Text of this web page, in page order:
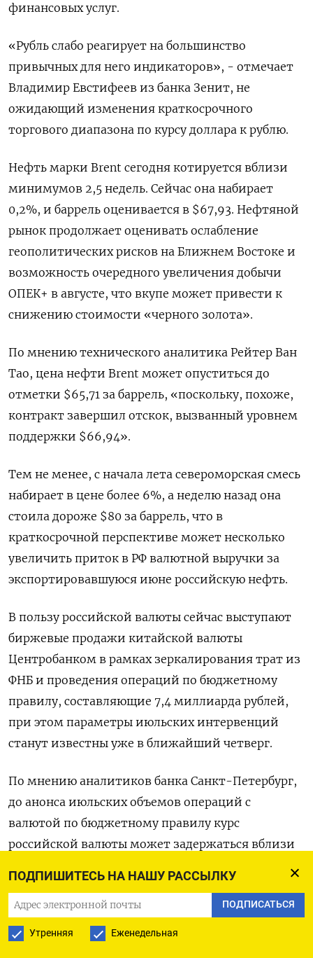
ПОДПИШИТЕСЬ НА НАШУ РАССЫЛКУ
ПОДПИСАТЬСЯ
Утренняя Еженедельная
финансовых услуг.
«Рубль слабо реагирует на большинство
привычных для него индикаторов», - отмечает
Владимир Евстифеев из банка Зенит, не
ожидающий изменения краткосрочного
торгового диапазона по курсу доллара к рублю.
Нефть марки Brent сегодня котируется вблизи
минимумов 2,5 недель. Сейчас она набирает
0,2%, и баррель оценивается в $67,93. Нефтяной
рынок продолжает оценивать ослабление
геополитических рисков на Ближнем Востоке и
возможность очередного увеличения добычи
ОПЕК+ в августе, что вкупе может привести к
снижению стоимости «черного золота».
По мнению технического аналитика Рейтер Ван
Тао, цена нефти Brent может опуститься до
отметки $65,71 за баррель, «поскольку, похоже,
контракт завершил отскок, вызванный уровнем
поддержки $66,94».
Тем не менее, с начала лета североморская смесь
набирает в цене более 6%, а неделю назад она
стоила дороже $80 за баррель, что в
краткосрочной перспективе может несколько
увеличить приток в РФ валютной выручки за
экспортировавшуюся июне российскую нефть.
В пользу российской валюты сейчас выступают
биржевые продажи китайской валюты
Центробанком в рамках зеркалирования трат из
ФНБ и проведения операций по бюджетному
правилу, составляющие 7,4 миллиарда рублей,
при этом параметры июльских интервенций
станут известны уже в ближайший четверг.
По мнению аналитиков банка Санкт-Петербург,
до анонса июльских объемов операций с
валютой по бюджетному правилу курс
российской валюты может задержаться вблизи
Перманентно на стороне рубля играет
проводимая Банком России жесткая ДКП,
охлаждающая внутренний потребительский